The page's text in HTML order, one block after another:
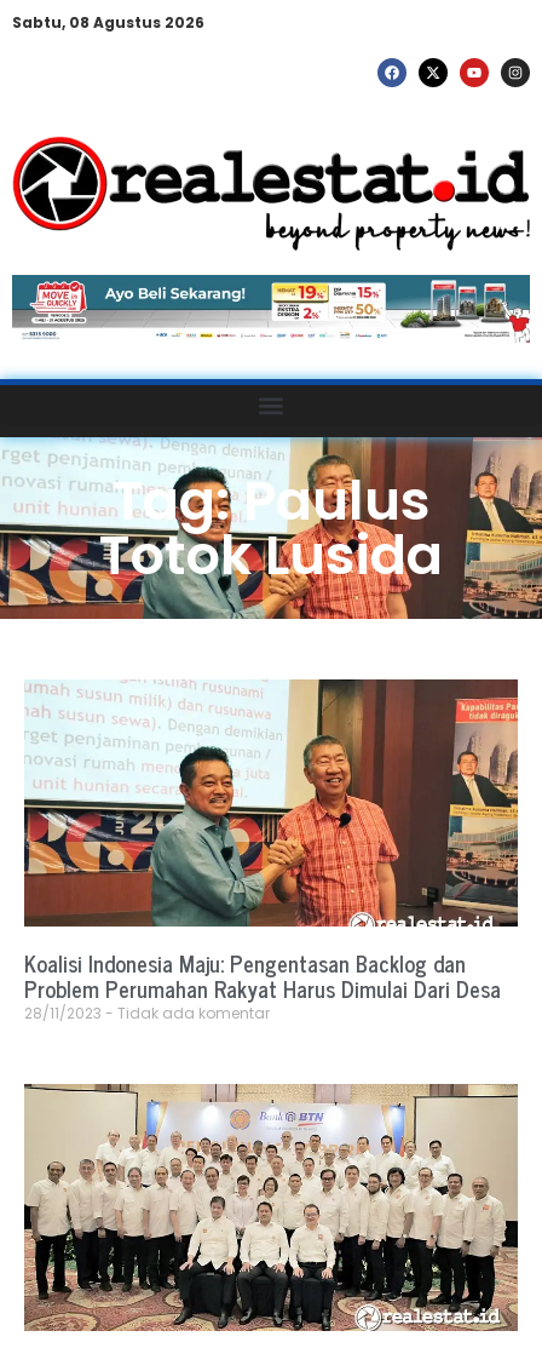
Sabtu, 08 Agustus 2026
Tag: Paulus
Totok Lusida
Koalisi Indonesia Maju: Pengentasan Backlog dan
Problem Perumahan Rakyat Harus Dimulai Dari Desa
28/11/2023 Tidak ada komentar